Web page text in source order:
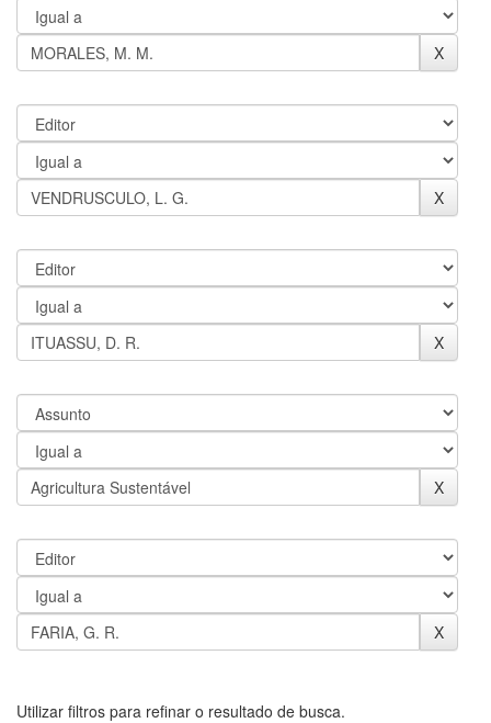
Utilizar filtros para refinar o resultado de busca.